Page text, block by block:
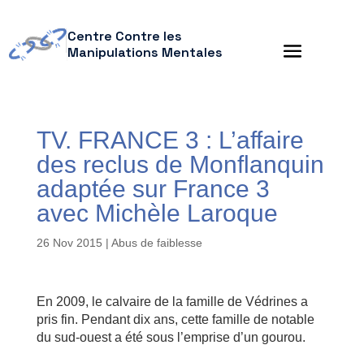
Centre Contre les
Manipulations Mentales
TV. FRANCE 3 : L’affaire
des reclus de Monflanquin
adaptée sur France 3
avec Michèle Laroque
26 Nov 2015 | Abus de faiblesse
En 2009, le calvaire de la famille de Védrines a
pris fin. Pendant dix ans, cette famille de notable
du sud-ouest a été sous l’emprise d’un gourou.